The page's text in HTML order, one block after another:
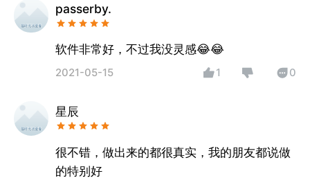
passerby.
软件非常好，不过我没灵感😂😂
2021-05-15 1 0
星辰
很不错，做出来的都很真实，我的朋友都说做
的特别好